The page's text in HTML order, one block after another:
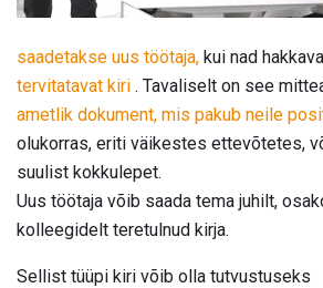
saadetakse uus töötaja, kui nad
tervitatavat kiri . Tavaliselt on see
ametlik dokument, mis pakub neile
olukorras, eriti väikestes ettevõtetes,
suulist kokkulepet.
Uus töötaja võib saada tema juhilt,
kolleegidelt teretulnud kirja.
Sellist tüüpi kiri võib olla tutvustuseks